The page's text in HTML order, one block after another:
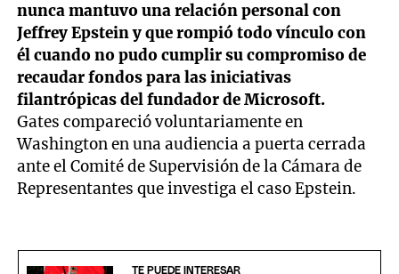
nunca mantuvo una relación personal con
Jeffrey Epstein y que rompió todo vínculo con
él cuando no pudo cumplir su compromiso de
recaudar fondos para las iniciativas
filantrópicas del fundador de Microsoft.
Gates compareció voluntariamente en
Washington en una audiencia a puerta cerrada
ante el Comité de Supervisión de la Cámara de
Representantes que investiga el caso Epstein.
TE PUEDE INTERESAR